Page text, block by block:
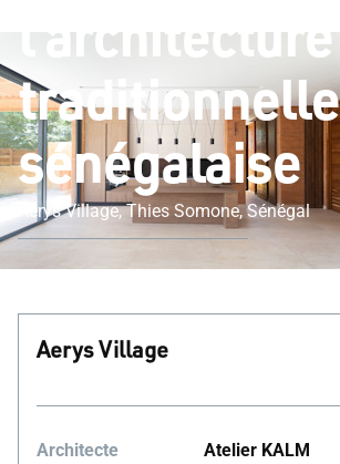
l’architecture
traditionnelle
sénégalaise
Aerys Village, Thies Somone, Sénégal
Aerys Village
Architecte
Atelier KALM